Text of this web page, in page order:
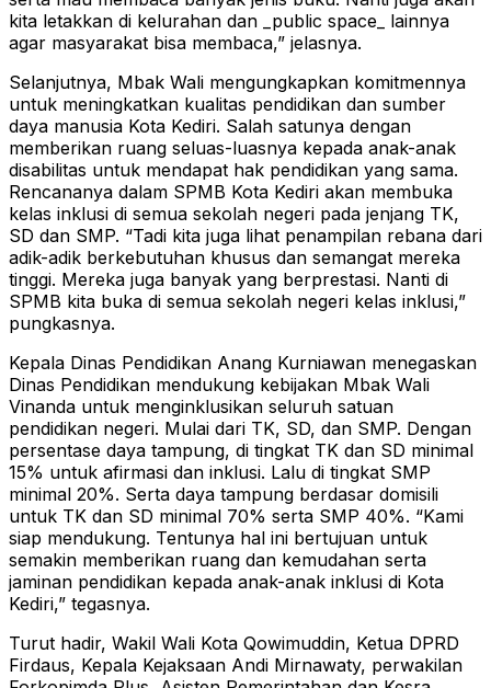
kita letakkan di kelurahan dan _public space_ lainnya
agar masyarakat bisa membaca,” jelasnya.
Selanjutnya, Mbak Wali mengungkapkan komitmennya
untuk meningkatkan kualitas pendidikan dan sumber
daya manusia Kota Kediri. Salah satunya dengan
memberikan ruang seluas-luasnya kepada anak-anak
disabilitas untuk mendapat hak pendidikan yang sama.
Rencananya dalam SPMB Kota Kediri akan membuka
kelas inklusi di semua sekolah negeri pada jenjang TK,
SD dan SMP. “Tadi kita juga lihat penampilan rebana dari
adik-adik berkebutuhan khusus dan semangat mereka
tinggi. Mereka juga banyak yang berprestasi. Nanti di
SPMB kita buka di semua sekolah negeri kelas inklusi,”
pungkasnya.
Kepala Dinas Pendidikan Anang Kurniawan menegaskan
Dinas Pendidikan mendukung kebijakan Mbak Wali
Vinanda untuk menginklusikan seluruh satuan
pendidikan negeri. Mulai dari TK, SD, dan SMP. Dengan
persentase daya tampung, di tingkat TK dan SD minimal
15% untuk afirmasi dan inklusi. Lalu di tingkat SMP
minimal 20%. Serta daya tampung berdasar domisili
untuk TK dan SD minimal 70% serta SMP 40%. “Kami
siap mendukung. Tentunya hal ini bertujuan untuk
semakin memberikan ruang dan kemudahan serta
jaminan pendidikan kepada anak-anak inklusi di Kota
Kediri,” tegasnya.
Turut hadir, Wakil Wali Kota Qowimuddin, Ketua DPRD
Firdaus, Kepala Kejaksaan Andi Mirnawaty, perwakilan